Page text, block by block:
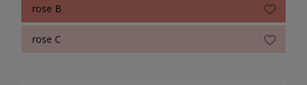
rose B
rose C